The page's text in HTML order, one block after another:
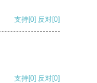
支持[0] 反对[0]
支持[0] 反对[0]